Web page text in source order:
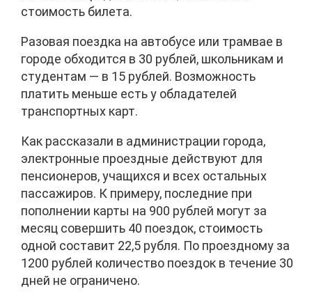
стоимость билета.
Разовая поездка на автобусе или трамвае в
городе обходится в 30 рублей, школьникам и
студентам — в 15 рублей. Возможность
платить меньше есть у обладателей
транспортных карт.
Как рассказали в администрации города,
электронные проездные действуют для
пенсионеров, учащихся и всех остальных
пассажиров. К примеру, последние при
пополнении карты на 900 рублей могут за
месяц совершить 40 поездок, стоимость
одной составит 22,5 рубля. По проездному за
1200 рублей количество поездок в течение 30
дней не ограничено.